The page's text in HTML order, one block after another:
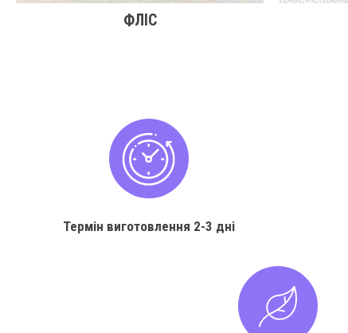
ФЛІС
Термін виготовлення 2-3 дні